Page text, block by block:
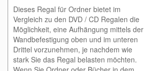
Dieses Regal für Ordner bietet im
Vergleich zu den DVD / CD Regalen die
Möglichkeit, eine Aufhängung mittels der
Wandbefestigung oben und im unteren
Drittel vorzunehmen, je nachdem wie
stark Sie das Regal belasten möchten.